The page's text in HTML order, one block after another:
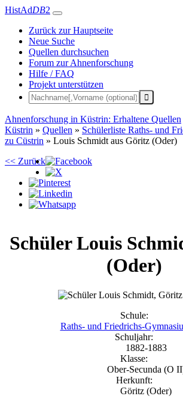
HistAdDB2
Zurück zur Hauptseite
Neue Suche
Quellen durchsuchen
Forum zur Ahnenforschung
Hilfe / FAQ
Projekt unterstützen
Ahnenforschung in Küstrin: Erhaltene Quellen
Küstrin » Quellen » Schülerliste Raths- und
zu Cüstrin » Louis Schmidt aus Göritz (Oder)
<< Zurück
SchülerLouis
(Oder)
Schule:
Raths- und Friedrichs-
Schuljahr:
1882-1883
Klasse:
Ober-Secunda (O
Herkunft:
Göritz (Oder)